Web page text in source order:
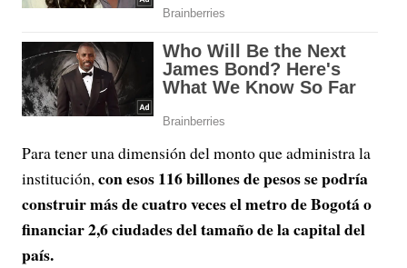
Para tener una dimensión del monto que administra la
institución,con esos 116 billones de pesos se podría
construir más de cuatro veces el metro de Bogotá o
financiar 2,6 ciudades del tamaño de la capital del
país.